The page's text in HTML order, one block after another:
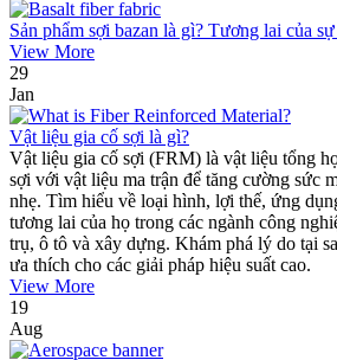
Sản phẩm sợi bazan là gì? Tương lai của
View More
29
Jan
Vật liệu gia cố sợi là gì?
Vật liệu gia cố sợi (FRM) là vật liệu tổng
sợi với vật liệu ma trận để tăng cường sức
nhẹ. Tìm hiểu về loại hình, lợi thế, ứng
tương lai của họ trong các ngành công
trụ, ô tô và xây dựng. Khám phá lý do tại
ưa thích cho các giải pháp hiệu suất cao.
View More
19
Aug